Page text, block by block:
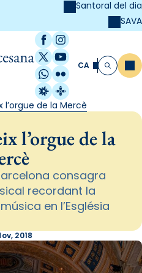
Santoral del dia
SAVA
Facebook
Instagram
X / Twitter
YouTube
WhatsApp
Flickr
Radio Estel
Catalunya
CA Cerca
de la Mercè
l’orgue de la
consagra
recordant la
en l’Església
2018